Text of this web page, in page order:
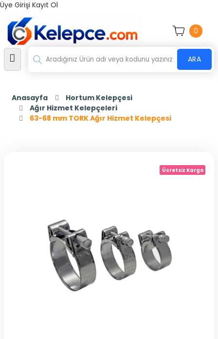
Üye Girişi Kayıt Ol
ARA
0
Anasayfa
Hortum Kelepçesi
Ağır Hizmet Kelepçeleri
63-68 mm TORK Ağır Hizmet Kelepçesi
Ücretsiz Kargo